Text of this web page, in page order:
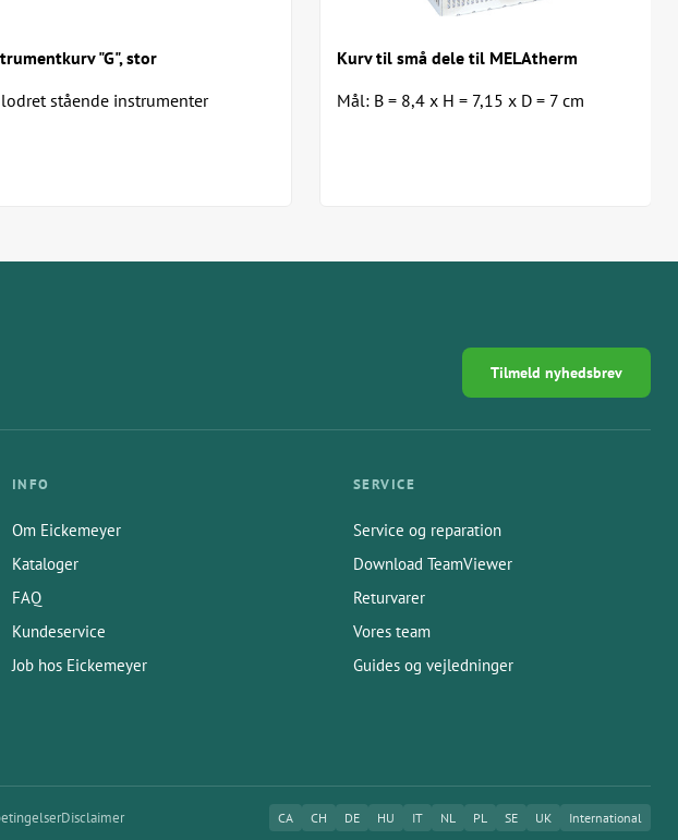
"G", stor
stående instrumenter
Kurv til små dele til MELAtherm
Mål: B = 8,4 x H = 7,15 x D = 7 cm
Tilmeld nyhedsbrev
INFO
Om Eickemeyer
Kataloger
FAQ
Kundeservice
Job hos Eickemeyer
SERVICE
Service og reparation
Download TeamViewer
Returvarer
Vores team
Guides og vejledninger
Disclaimer CA CH DE HU IT NL PL SE UK International